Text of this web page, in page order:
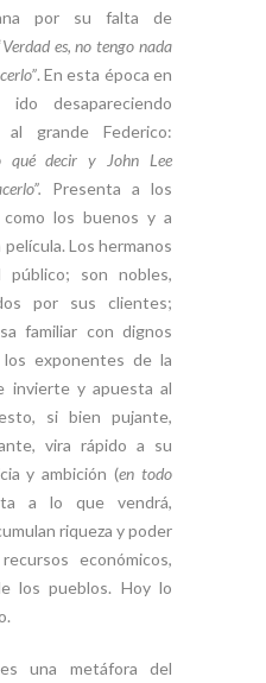
por su falta de
Verdad es, no tengo nada
. En esta época en
desapareciendo
al grande Federico:
qué decir y John Lee
Presenta a los
como los buenos y a
Los hermanos
son nobles,
por sus clientes;
familiar con dignos
los exponentes de la
invierte y apuesta al
si bien pujante,
vira rápido a su
y ambición (en todo
a lo que vendrá,
riqueza y poder
económicos,
los pueblos. Hoy lo
una metáfora del